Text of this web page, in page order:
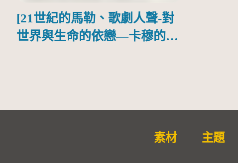
[21世紀的馬勒、歌劇人聲-對
世界與生命的依戀—卡穆的馬
素材 主題